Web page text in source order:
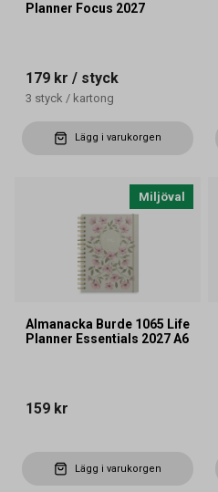
Planner Focus 2027
179 kr / styck
3 styck / kartong
Lägg i varukorgen
Miljöval
Almanacka Burde 1065 Life
Planner Essentials 2027 A6
159 kr
Lägg i varukorgen